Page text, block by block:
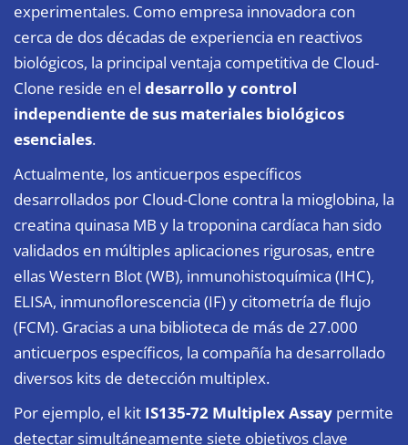
experimentales. Como empresa innovadora con
cerca de dos décadas de experiencia en reactivos
biológicos, la principal ventaja competitiva de Cloud-
Clone reside en el desarrollo y control
independiente de sus materiales biológicos
esenciales.
Actualmente, los anticuerpos específicos
desarrollados por Cloud-Clone contra la mioglobina, la
creatina quinasa MB y la troponina cardíaca han sido
validados en múltiples aplicaciones rigurosas, entre
ellas Western Blot (WB), inmunohistoquímica (IHC),
ELISA, inmunoflorescencia (IF) y citometría de flujo
(FCM). Gracias a una biblioteca de más de 27.000
anticuerpos específicos, la compañía ha desarrollado
diversos kits de detección multiplex.
Por ejemplo, el kit IS135-72 Multiplex Assay permite
detectar simultáneamente siete objetivos clave